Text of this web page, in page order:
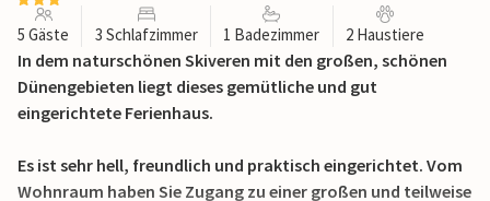
5 Gäste 3 Schlafzimmer 1 Badezimmer 2 Haustiere
In dem naturschönen Skiveren mit den großen, schönen
Dünengebieten liegt dieses gemütliche und gut
eingerichtete Ferienhaus.
Es ist sehr hell, freundlich und praktisch eingerichtet. Vom
Wohnraum haben Sie Zugang zu einer großen und teilweise